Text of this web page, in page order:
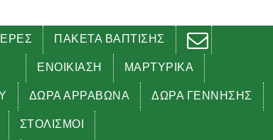
ΠΑΚΕΤΑ ΒΑΠΤΙΣΗΣ
ΕΝΟΙΚΙΑΣΗ ΜΑΡΤΥΡΙΚΑ
ΔΩΡΑ ΑΡΡΑΒΩΝΑ ΔΩΡΑ ΓΕΝΝΗΣΗΣ
ΣΤΟΛΙΣΜΟΙ